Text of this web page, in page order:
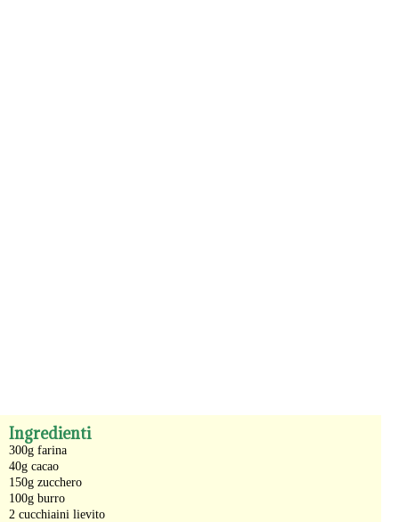
Ingredienti
300g farina
40g cacao
150g zucchero
100g burro
2 cucchiaini lievito